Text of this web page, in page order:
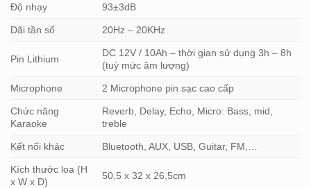
Độ nhạy 93±3dB
Dãi tần số 20Hz – 20KHz
Pin Lithium
DC 12V / 10Ah – thời gian sử dụng 3h – 8h
(tuỳ mức âm lượng)
Microphone 2 Microphone pin sạc cao cấp
Chức năng
Karaoke
Reverb, Delay, Echo, Micro: Bass, mid,
treble
Kết nối khác Bluetooth, AUX, USB, Guitar, FM,…
Kích thước loa (H
x W x D)
50,5 x 32 x 26,5cm